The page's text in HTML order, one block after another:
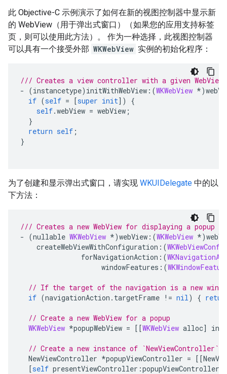
此 Objective-C 示例演示了如何在新的视图控制器中显示新
的 WebView（用于弹出式窗口）（如果您的应用支持标签
页，则可以使用此方法）。 作为一种选择，此视图控制器
可以具有一个接受外部 WKWebView 实例的初始化程序：
/// Creates a view controller with a given WebView
-
(instancetype) initWithWebView :(WKWebView *)
if (self = [super init])
{
self.webView = webView ;
}
return self ;
}
为了创建和显示弹出式窗口，请实现 WKUIDelegate 中的以
下方法：
/// Creates a new WebView for displaying a popup
-
(nullable WKWebView *)webView :(WKWebView *)
createWebViewWithConfiguration :(
forNavigationAction :(
windowFeatures :(
// If the target of the navigation is a new
if (navigationAction . targetFrame != nil) {
// Create a new WebView for a popup
WKWebView *popupWebView = [[WKWebView alloc]
// Create a new instance of `NewViewController`
NewViewController *popupViewController = [[
[self presentViewController :popupViewController